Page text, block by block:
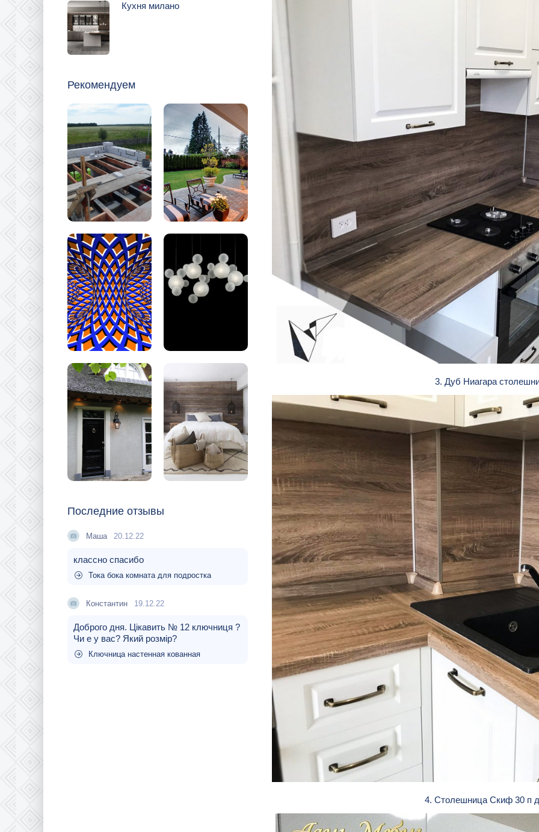
Кухня милано
Рекомендуем
Последние отзывы
Маша 20.12.22
классно спасибо
Тока бока комната для подростка
Константин 19.12.22
Доброго дня. Цікавить № 12 ключниця ?
Чи е у вас? Який розмір?
Ключница настенная кованная
3. Дуб Ниагара
4. Столешница Скиф 30 п